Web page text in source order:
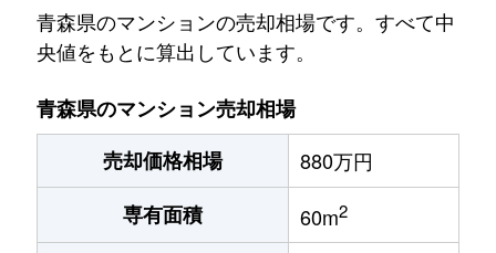
青森県のマンションの売却相場です。すべて中
央値をもとに算出しています。
青森県のマンション売却相場
売却価格相場
880万円
専有面積
60m2